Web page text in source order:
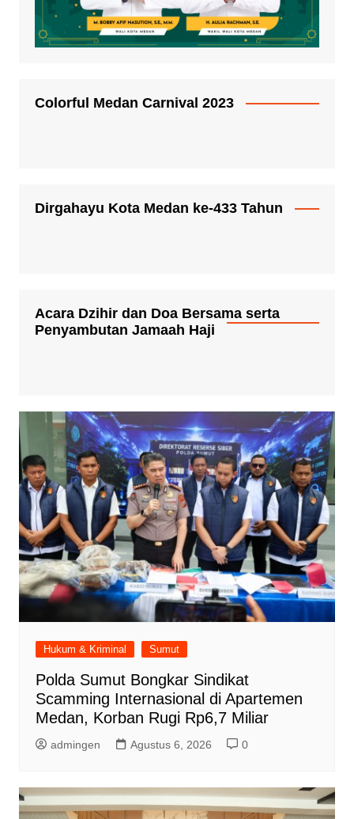
Colorful Medan Carnival 2023
Dirgahayu Kota Medan ke-433 Tahun
Acara Dzihir dan Doa Bersama serta
Penyambutan Jamaah Haji
Hukum & Kriminal Sumut
Polda Sumut Bongkar Sindikat
Scamming Internasional di Apartemen
Medan, Korban Rugi Rp6,7 Miliar
admingen Agustus 6, 2026 0